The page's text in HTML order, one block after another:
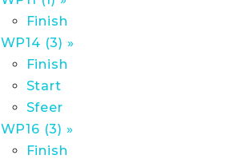
Finish
WP14 (3) »
Finish
Start
Sfeer
WP16 (3) »
Finish